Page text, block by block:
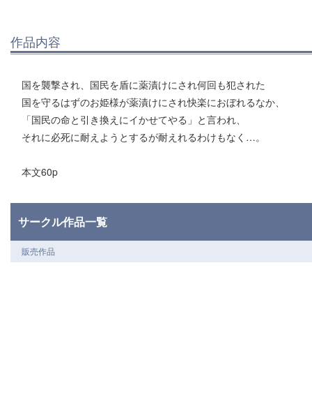
作品内容
国を襲撃され、国民を盾に薬漬けにされ何回も犯された
国を守るはずのお姫様が薬漬けにされ快楽におぼれるなか、
「国民の命と引き換えにイかせてやる」と言われ、
それに必死に耐えようとするが耐えれるわけもなく…。
本文60p
サークル作品一覧
販売作品